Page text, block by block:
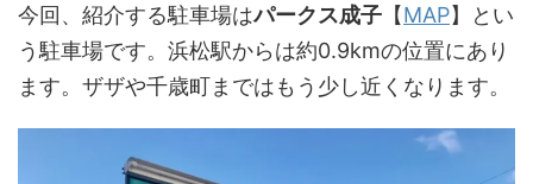
今回、紹介する駐車場はパークス成子 【MAP】とい
う駐車場です。浜松駅からは約0.9kmの位置にあり
ます。ザザや千歳町まではもう少し近くなります。